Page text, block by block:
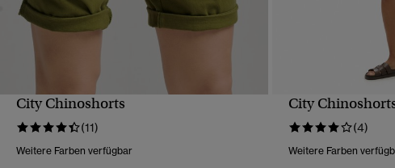
City Chinoshorts
(11)
Weitere Farben verfügbar
City
(4)
Weitere Farben